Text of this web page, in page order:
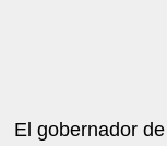
El gobernador